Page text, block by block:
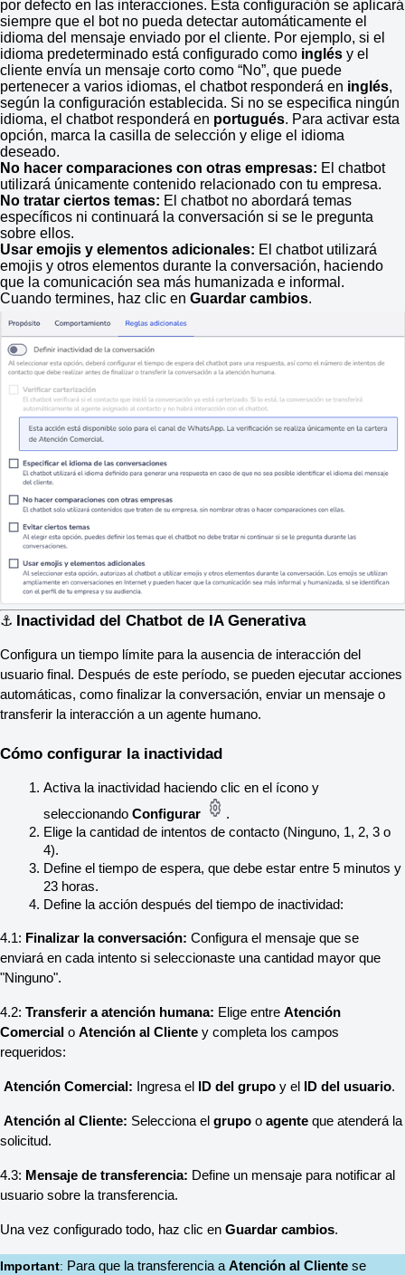
por defecto en las interacciones. Esta configuración se aplicará
siempre que el bot no pueda detectar automáticamente el
idioma del mensaje enviado por el cliente. Por ejemplo, si el
idioma predeterminado está configurado como inglés y el
cliente envía un mensaje corto como “No”, que puede
pertenecer a varios idiomas, el chatbot responderá en inglés,
según la configuración establecida. Si no se especifica ningún
idioma, el chatbot responderá en portugués. Para activar esta
opción, marca la casilla de selección y elige el idioma
deseado.
No hacer comparaciones con otras empresas: El chatbot
utilizará únicamente contenido relacionado con tu empresa.
No tratar ciertos temas: El chatbot no abordará temas
específicos ni continuará la conversación si se le pregunta
sobre ellos.
Usar emojis y elementos adicionales: El chatbot utilizará
emojis y otros elementos durante la conversación, haciendo
que la comunicación sea más humanizada e informal.
Cuando termines, haz clic en Guardar cambios.
⚓ Inactividad del Chatbot de IA Generativa
Configura un tiempo límite para la ausencia de interacción del
usuario final. Después de este período, se pueden ejecutar acciones
automáticas, como finalizar la conversación, enviar un mensaje o
transferir la interacción a un agente humano.
Cómo configurar la inactividad
Activa la inactividad haciendo clic en el ícono y
seleccionando Configurar
.
Elige la cantidad de intentos de contacto (Ninguno, 1, 2, 3 o
4).
Define el tiempo de espera, que debe estar entre 5 minutos y
23 horas.
Define la acción después del tiempo de inactividad:
4.1: Finalizar la conversación: Configura el mensaje que se
enviará en cada intento si seleccionaste una cantidad mayor que
"Ninguno".
4.2: Transferir a atención humana: Elige entre Atención
Comercial o Atención al Cliente y completa los campos
requeridos:
Atención Comercial: Ingresa el ID del grupo y el ID del usuario.
Atención al Cliente: Selecciona el grupo o agente que atenderá la
solicitud.
4.3: Mensaje de transferencia: Define un mensaje para notificar al
usuario sobre la transferencia.
Una vez configurado todo, haz clic en Guardar cambios.
Important: Para que la transferencia a Atención al Cliente se